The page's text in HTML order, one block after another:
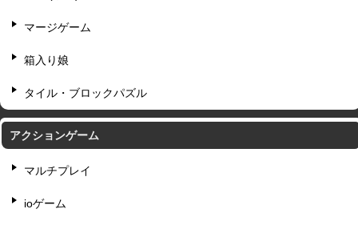
マージゲーム
箱入り娘
タイル・ブロックパズル
アクションゲーム
マルチプレイ
ioゲーム